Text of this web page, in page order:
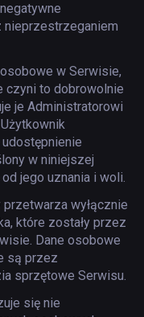
w Serwisie,
czyni to dobrowolnie
je Administratorowi
w niniejszej
jego uznania i woli.
wyłącznie
które zostały przez
Dane osobowe
są przez
sprzętowe Serwisu.
się nie